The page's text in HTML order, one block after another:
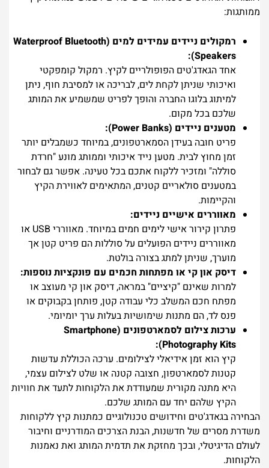
ממותגות:
רמקולים ניידים עמידים למים (Waterproof Bluetooth
Speakers):
אחד הגאדג'טים הפופולריים לקיץ. רמקול קומפקטי
ואיכותי שניתן לקחת לים, לבריכה או למסיבת חוף, ניתן
למיתוג בלוגו החברה והופך לפריט שמשמיע את המותג
שלכם בכל מקום.
מטענים ניידים (Power Banks):
פריט חובה בעידן הסמארטפונים, במיוחד כשמבלים יותר
זמן מחוץ לבית. מטען נייד איכותי וממותג מונע "חרדת
סוללה" ומזכיר ללקוח אתכם בכל טעינה. אפשר גם לבחור
במטענים סולאריים קטנים, המתאימים לאווירת הקיץ
והקיימות.
מאווררים אישיים ניידים:
פתרון קירור אישי לימים חמים במיוחד. מאווררי USB או
מאווררים ניידים הפועלים על סוללות הם פריט קטן אך
מוערך, שניתן למתג בצורה בולטת.
דיסק און קי או מפתחות חכמים עם פונקציות נוספות:
למרות שאינם "קיציים" במראה, דיסק און קי מעוצב או
מפתח חכם המשלב כלי עבודה קטן, פותחן בקבוקים או
פנס לד, הם מתנות שימושיות בעלות ערך יומיומי.
ערכות צילום לסמארטפונים (Smartphone
Photography Kits):
קיץ הוא זמן אידיאלי לצילומים. ערכה הכוללת עדשות
קטנות לסמארטפון, חצובה קטנה או שלט לצילום עצמי,
היא מתנה מקורית שמעודדת את הלקוחות לתעד את חוויות
הקיץ שלהם יחד עם המותג שלכם.
הבחירה בגאדג'טים וחידושים טכנולוגיים כמתנות קיץ ללקוחות
משדרת מסרים של חדשנות, הבנת הצרכים המודרניים וחיבור
לעולם הדיגיטלי, ובכך מחזקת את תדמית המותג ואת נאמנות
הלקוחות.